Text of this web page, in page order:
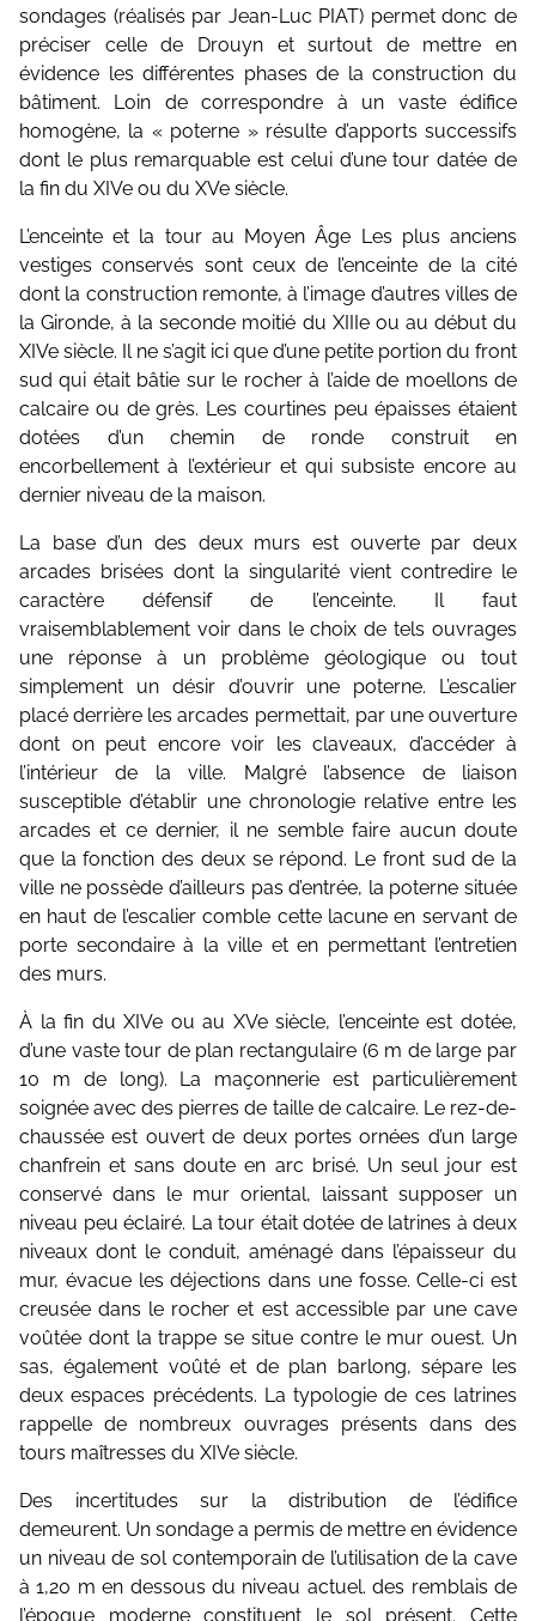
sondages (réalisés par Jean-Luc PIAT) permet donc de
préciser celle de Drouyn et surtout de mettre en
évidence les différentes phases de la construction du
bâtiment. Loin de correspondre à un vaste édifice
homogène, la « poterne » résulte d’apports successifs
dont le plus remarquable est celui d’une tour datée de
la fin du XIVe ou du XVe siècle.
L’enceinte et la tour au Moyen Âge Les plus anciens
vestiges conservés sont ceux de l’enceinte de la cité
dont la construction remonte, à l’image d’autres villes de
la Gironde, à la seconde moitié du XIIIe ou au début du
XIVe siècle. Il ne s’agit ici que d’une petite portion du front
sud qui était bâtie sur le rocher à l’aide de moellons de
calcaire ou de grès. Les courtines peu épaisses étaient
dotées d’un chemin de ronde construit en
encorbellement à l’extérieur et qui subsiste encore au
dernier niveau de la maison.
La base d’un des deux murs est ouverte par deux
arcades brisées dont la singularité vient contredire le
caractère défensif de l’enceinte. Il faut
vraisemblablement voir dans le choix de tels ouvrages
une réponse à un problème géologique ou tout
simplement un désir d’ouvrir une poterne. L’escalier
placé derrière les arcades permettait, par une ouverture
dont on peut encore voir les claveaux, d’accéder à
l’intérieur de la ville. Malgré l’absence de liaison
susceptible d’établir une chronologie relative entre les
arcades et ce dernier, il ne semble faire aucun doute
que la fonction des deux se répond. Le front sud de la
ville ne possède d’ailleurs pas d’entrée, la poterne située
en haut de l’escalier comble cette lacune en servant de
porte secondaire à la ville et en permettant l’entretien
des murs.
À la fin du XIVe ou au XVe siècle, l’enceinte est dotée,
d’une vaste tour de plan rectangulaire (6 m de large par
10 m de long). La maçonnerie est particulièrement
soignée avec des pierres de taille de calcaire. Le rez-de-
chaussée est ouvert de deux portes ornées d’un large
chanfrein et sans doute en arc brisé. Un seul jour est
conservé dans le mur oriental, laissant supposer un
niveau peu éclairé. La tour était dotée de latrines à deux
niveaux dont le conduit, aménagé dans l’épaisseur du
mur, évacue les déjections dans une fosse. Celle-ci est
creusée dans le rocher et est accessible par une cave
voûtée dont la trappe se situe contre le mur ouest. Un
sas, également voûté et de plan barlong, sépare les
deux espaces précédents. La typologie de ces latrines
rappelle de nombreux ouvrages présents dans des
tours maîtresses du XIVe siècle.
Des incertitudes sur la distribution de l’édifice
demeurent. Un sondage a permis de mettre en évidence
un niveau de sol contemporain de l’utilisation de la cave
à 1,20 m en dessous du niveau actuel. des remblais de
l’époque moderne constituent le sol présent. Cette